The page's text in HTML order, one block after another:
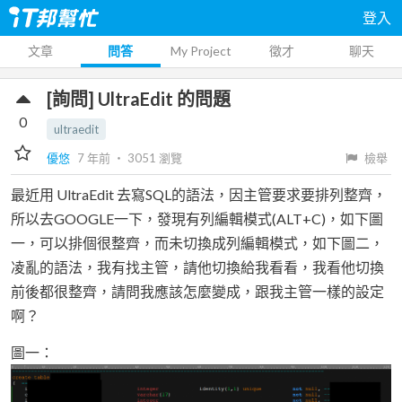
登入
文章 問答 My Project 徵才 聊天
[詢問] UltraEdit 的問題
ultraedit
優悠 7 年前 ‧ 3051 瀏覽 檢舉
0
最近用 UltraEdit 去寫SQL的語法，因主管要求要排列整齊，
所以去GOOGLE一下，發現有列編輯模式(ALT+C)，如下圖
一，可以排個很整齊，而未切換成列編輯模式，如下圖二，
凌亂的語法，我有找主管，請他切換給我看看，我看他切換
前後都很整齊，請問我應該怎麼變成，跟我主管一樣的設定
啊？
圖一：